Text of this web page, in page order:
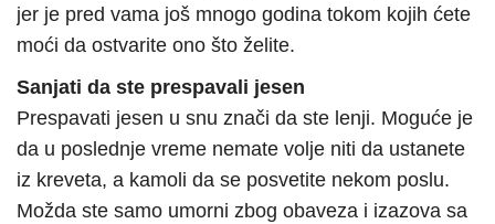
jer je pred vama još mnogo godina tokom kojih ćete
moći da ostvarite ono što želite.
Sanjati da ste prespavali jesen
Prespavati jesen u snu znači da ste lenji. Moguće je
da u poslednje vreme nemate volje niti da ustanete
iz kreveta, a kamoli da se posvetite nekom poslu.
Možda ste samo umorni zbog obaveza i izazova sa